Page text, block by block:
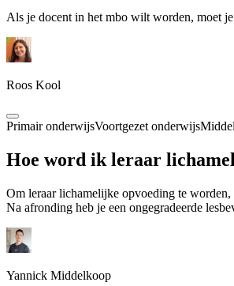
Als je docent in het mbo wilt worden, moet
Roos Kool
Primair onderwijsVoortgezet onderwijs
Hoe word ik leraar
Om leraar lichamelijke opvoeding te
Na afronding heb je een ongegradeerde
Yannick Middelkoop